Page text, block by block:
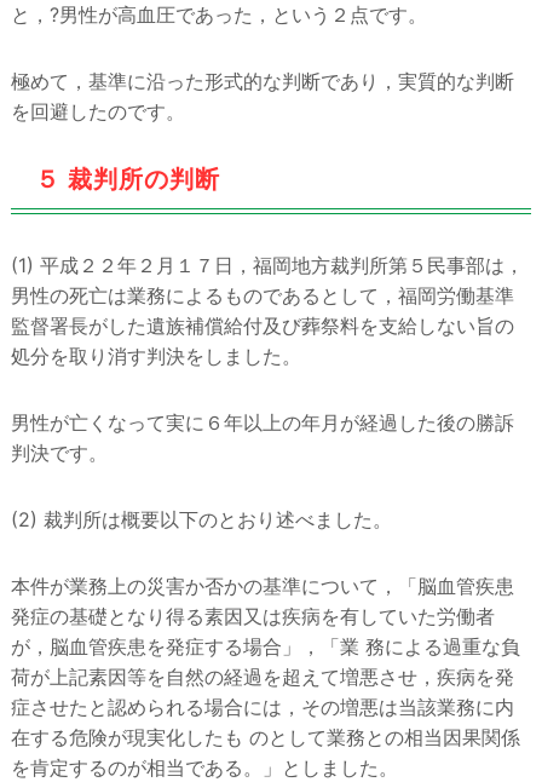
と，?男性が高血圧であった，という２点です。
極めて，基準に沿った形式的な判断であり，実質的な判断
を回避したのです。
５ 裁判所の判断
(1) 平成２２年２月１７日，福岡地方裁判所第５民事部は，
男性の死亡は業務によるものであるとして，福岡労働基準
監督署長がした遺族補償給付及び葬祭料を支給しない旨の
処分を取り消す判決をしました。
男性が亡くなって実に６年以上の年月が経過した後の勝訴
判決です。
(2) 裁判所は概要以下のとおり述べました。
本件が業務上の災害か否かの基準について，「脳血管疾患
発症の基礎となり得る素因又は疾病を有していた労働者
が，脳血管疾患を発症する場合」，「業 務による過重な負
荷が上記素因等を自然の経過を超えて増悪させ，疾病を発
症させたと認められる場合には，その増悪は当該業務に内
在する危険が現実化したも のとして業務との相当因果関係
を肯定するのが相当である。」としました。